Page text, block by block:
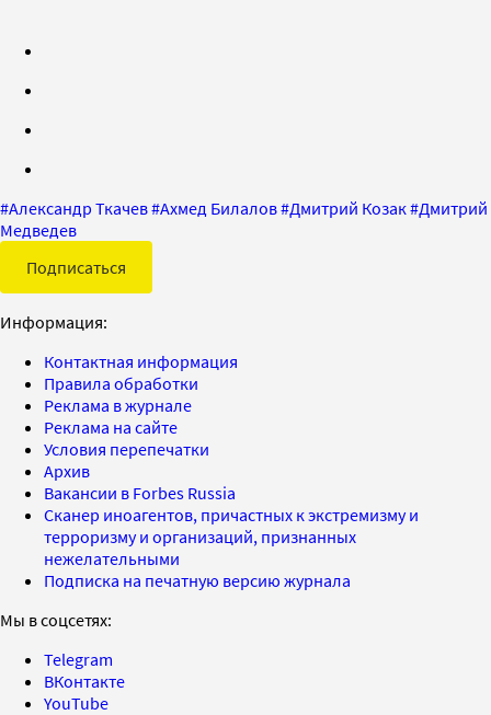
#Александр Ткачев#Ахмед Билалов#Дмитрий Козак#Дмитрий
Медведев
Подписаться
Информация:
Контактная информация
Правила обработки
Реклама в журнале
Реклама на сайте
Условия перепечатки
Архив
Вакансии в Forbes Russia
Сканер иноагентов, причастных к экстремизму и
терроризму и организаций, признанных
нежелательными
Подписка на печатную версию журнала
Мы в соцсетях:
Telegram
ВКонтакте
YouTube